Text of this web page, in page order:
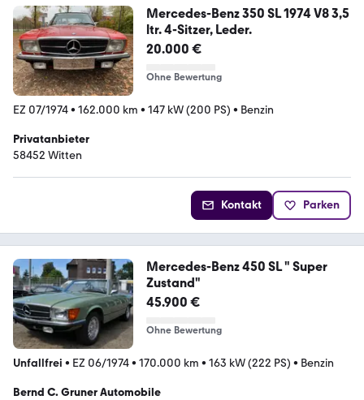
Mercedes-Benz 350 SL 1974 V8 3,5
ltr. 4-Sitzer, Leder.
20.000 €
Ohne Bewertung
EZ 07/1974• 162.000 km • 147 kW (200 PS) • Benzin
Privatanbieter
58452 Witten
Kontakt Parken
Mercedes-Benz 450 SL " Super
Zustand"
45.900 €
Ohne Bewertung
Unfallfrei • EZ 06/1974• 170.000 km • 163 kW (222 PS) • Benzin
Bernd C. Gruner Automobile